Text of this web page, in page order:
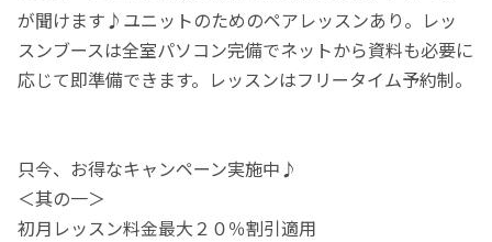
が聞けます♪ユニットのためのペアレッスンあり。レッ
スンブースは全室パソコン完備でネットから資料も必要に
応じて即準備できます。レッスンはフリータイム予約制。
只今、お得なキャンペーン実施中♪
＜其の一＞
初月レッスン料金最大２０％割引適用